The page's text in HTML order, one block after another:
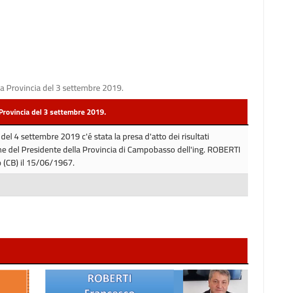
Provincia del 3 settembre 2019.
del 3 settembre 2019.
4 settembre 2019 c'é stata la presa d'atto dei risultati
Presidente della Provincia di Campobasso dell'ing. ROBERTI
(CB) il 15/06/1967.